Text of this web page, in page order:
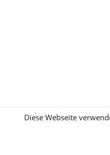
Diese Webseite